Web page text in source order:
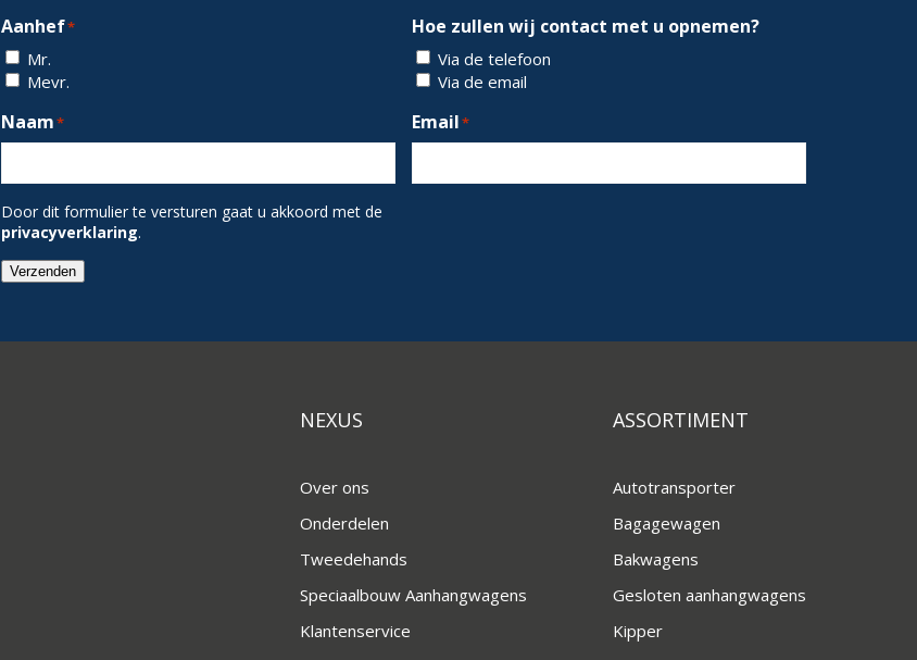
Aanhef*
Mr.
Mevr.
Hoe zullen wij contact met u opnemen?
Via de telefoon
Via de email
Naam* Email*
Door dit formulier te versturen gaat u akkoord met de
privacyverklaring.
Verzenden
NEXUS
Over ons
Onderdelen
Tweedehands
Speciaalbouw Aanhangwagens
Klantenservice
ASSORTIMENT
Autotransporter
Bagagewagen
Bakwagens
Gesloten aanhangwagens
Kipper